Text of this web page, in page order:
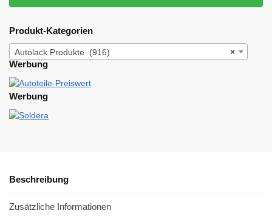
Produkt-Kategorien
×
Autolack Produkte (916)
Werbung
Werbung
Beschreibung
Zusätzliche Informationen